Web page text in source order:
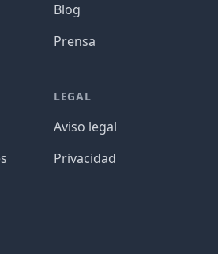
Blog
Prensa
LEGAL
Aviso legal
Privacidad